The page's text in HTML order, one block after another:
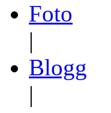
Foto
|
Blogg
|